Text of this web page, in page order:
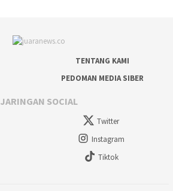
TENTANG KAMI
PEDOMAN MEDIA SIBER
JARINGAN SOCIAL
Twitter
Instagram
Tiktok